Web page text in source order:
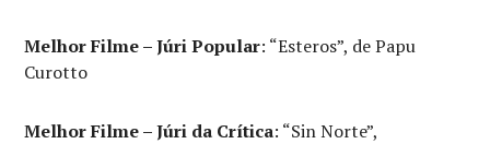
Melhor Filme – Júri Popular: “Esteros”, de Papu
Curotto
Melhor Filme – Júri da Crítica: “Sin Norte”,